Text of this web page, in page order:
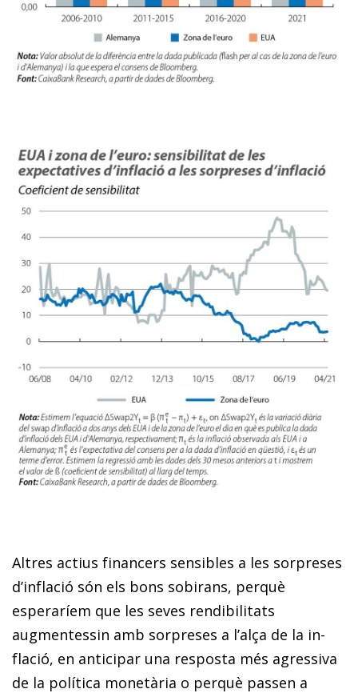
Altres actius financers sensibles a les sorpreses
d’inflació són els bons sobirans, perquè
esperaríem que les seves ren­­dibilitats
augmentessin amb sorpreses a l’alça de la in­­
flació, en anticipar una resposta més agressiva
de la política monetària o perquè passen a